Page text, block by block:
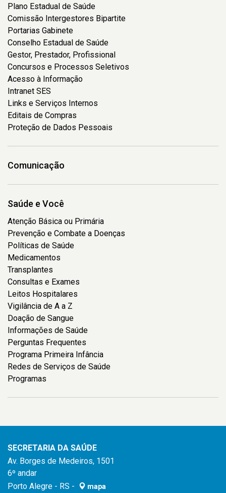
Plano Estadual de Saúde
Comissão Intergestores Bipartite
Portarias Gabinete
Conselho Estadual de Saúde
Gestor, Prestador, Profissional
Concursos e Processos Seletivos
Acesso à Informação
Intranet SES
Links e Serviços Internos
Editais de Compras
Proteção de Dados Pessoais
Comunicação
Saúde e Você
Atenção Básica ou Primária
Prevenção e Combate a Doenças
Políticas de Saúde
Medicamentos
Transplantes
Consultas e Exames
Leitos Hospitalares
Vigilância de A a Z
Doação de Sangue
Informações de Saúde
Perguntas Frequentes
Programa Primeira Infância
Redes de Serviços de Saúde
Programas
SECRETARIA DA SAÚDE
Av. Borges de Medeiros, 1501
6º andar
Porto Alegre - RS -
mapa